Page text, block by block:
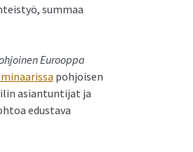
summaa
Eurooppa
pohjoisen
asiantuntijat ja
edustava